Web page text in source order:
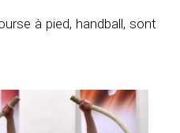
à pied, handball, sont